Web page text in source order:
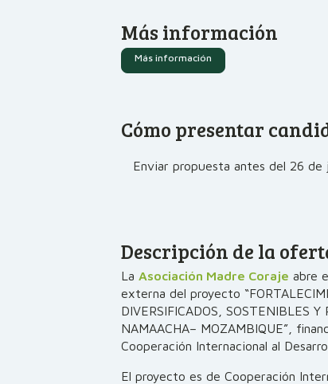
Más información
Más información
Cómo presentar
Enviar propuesta antes del 26 de
Descripción de la
La Asociación Madre Coraje abre
externa del proyecto
DIVERSIFICADOS, SOSTENIBLES
NAMAACHA– MOZAMBIQUE”,
Cooperación Internacional al
El proyecto es de Cooperación